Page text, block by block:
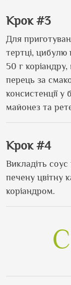
Крок #3
Для
тертці, цибулю
50 г коріандру,
перець за
консистенції у
майонез та
Крок #4
Викладіть соус
печену цвітну
коріандром.